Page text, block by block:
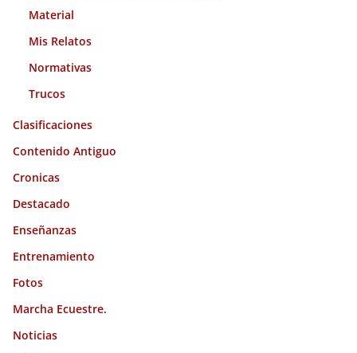
Material
Mis Relatos
Normativas
Trucos
Clasificaciones
Contenido Antiguo
Cronicas
Destacado
Enseñanzas
Entrenamiento
Fotos
Marcha Ecuestre.
Noticias